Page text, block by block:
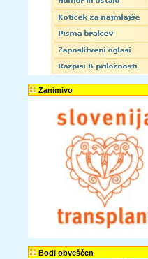
Zanimivo
Bodi obveščen